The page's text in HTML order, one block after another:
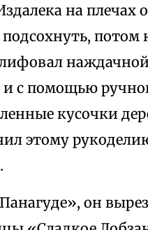
на плечах
с помощью
кусочки
этому
он